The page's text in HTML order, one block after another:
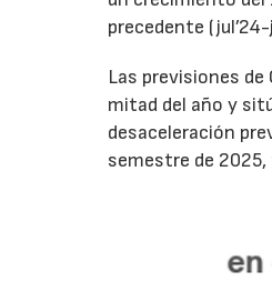
precedente (jul’24-
Las previsiones
mitad del año y
desaceleración
semestre de